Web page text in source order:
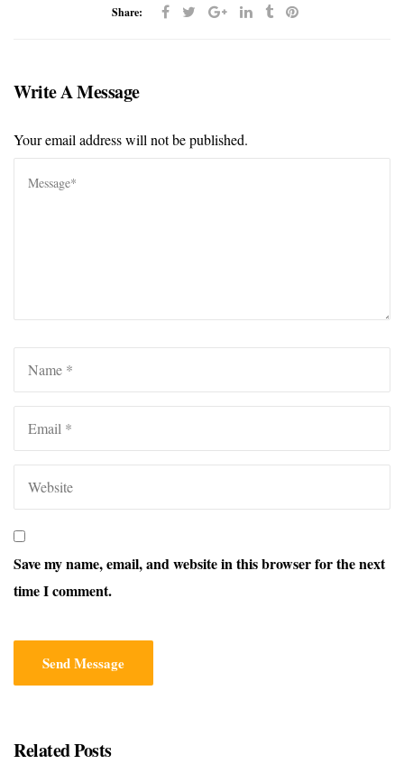
Share:
Write A Message
Your email address will not be published.
Save my name, email, and website in this browser for the next
time I comment.
Related Posts